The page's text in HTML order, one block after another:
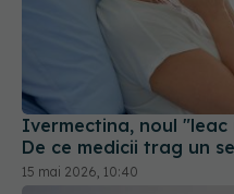
Ivermectina, noul
De ce medicii trag un
15 mai 2026, 10:40